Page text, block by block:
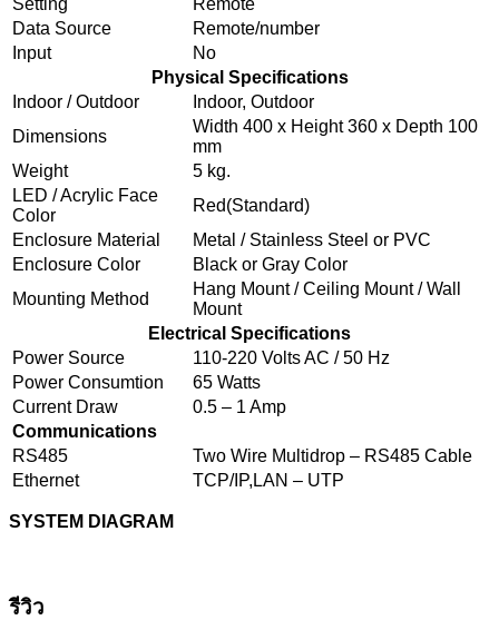
Data Source
Remote/number
Input
No
Physical Specifications
Indoor / Outdoor
Indoor, Outdoor
Dimensions
Width 400 x Height 360 x Depth 100
mm
Weight
5 kg.
LED / Acrylic Face
Color
Red(Standard)
Enclosure Material
Metal / Stainless Steel or PVC
Enclosure Color
Black or Gray Color
Mounting Method
Hang Mount / Ceiling Mount / Wall
Mount
Electrical Specifications
Power Source
110-220 Volts AC / 50 Hz
Power Consumtion
65 Watts
Current Draw
0.5 – 1 Amp
Communications
RS485
Two Wire Multidrop – RS485 Cable
Ethernet
TCP/IP,LAN – UTP
SYSTEM DIAGRAM
รีวิว